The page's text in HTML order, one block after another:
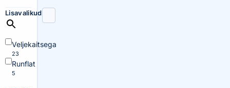
Lisavalikud
Veljekaitsega
23
Runflat
5